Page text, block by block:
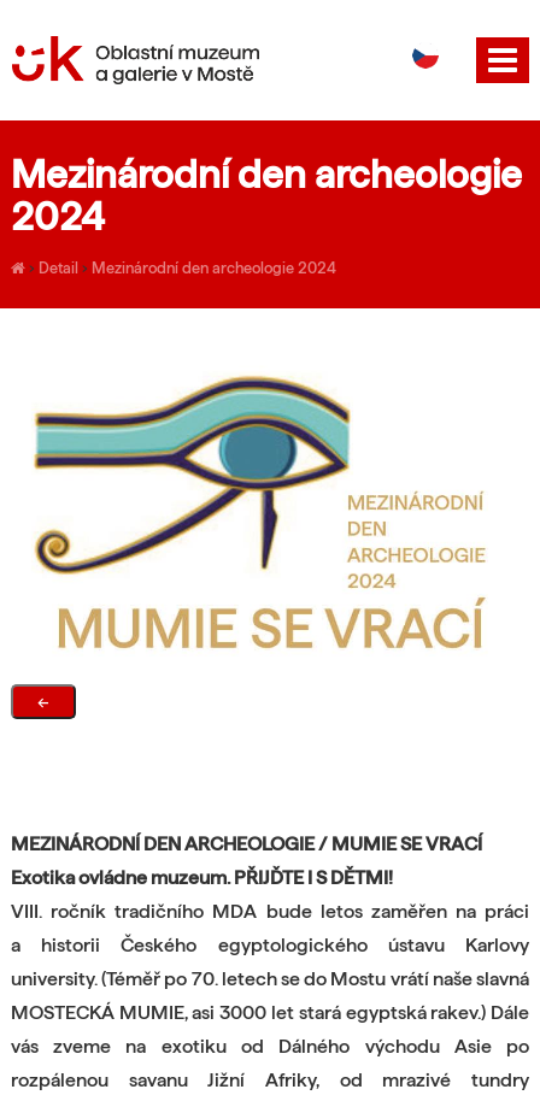
EN
Mezinárodní den archeologie
2024
› Detail › Mezinárodní den archeologie 2024
←
MEZINÁRODNÍ DEN ARCHEOLOGIE / MUMIE SE VRACÍ
Exotika ovládne muzeum. PŘIJĎTE I S DĚTMI!
VIII. ročník tradičního MDA bude letos zaměřen na práci
a historii Českého egyptologického ústavu Karlovy
university. (Téměř po 70. letech se do Mostu vrátí naše slavná
MOSTECKÁ MUMIE, asi 3000 let stará egyptská rakev.) Dále
vás zveme na exotiku od Dálného východu Asie po
rozpálenou savanu Jižní Afriky, od mrazivé tundry